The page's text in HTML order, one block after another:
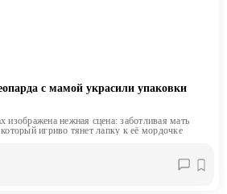
с мамой украсили упаковки
изображена нежная сцена: заботливая мать
игриво тянет лапку к её мордочке